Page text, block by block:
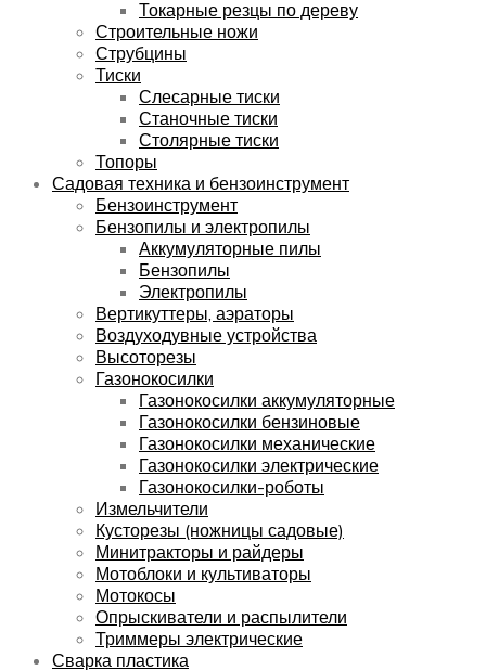
Токарные резцы по дереву
Строительные ножи
Струбцины
Тиски
Слесарные тиски
Станочные тиски
Столярные тиски
Топоры
Садовая техника и бензоинструмент
Бензоинструмент
Бензопилы и электропилы
Аккумуляторные пилы
Бензопилы
Электропилы
Вертикуттеры, аэраторы
Воздуходувные устройства
Высоторезы
Газонокосилки
Газонокосилки аккумуляторные
Газонокосилки бензиновые
Газонокосилки механические
Газонокосилки электрические
Газонокосилки-роботы
Измельчители
Кусторезы (ножницы садовые)
Минитракторы и райдеры
Мотоблоки и культиваторы
Мотокосы
Опрыскиватели и распылители
Триммеры электрические
Сварка пластика